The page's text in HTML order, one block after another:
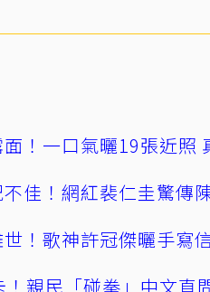
！一口氣曬19張近照
佳！網紅裴仁圭驚傳
！歌神許冠傑曬手寫
親民「碰拳」中文直